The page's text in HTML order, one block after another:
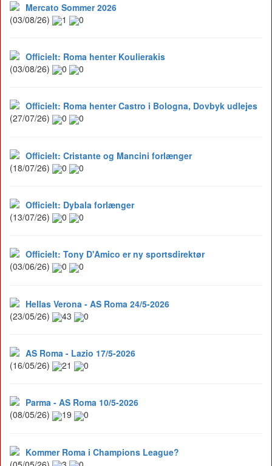
Mercato Sommer 2026
(03/08/26)
1 0
Officielt: Roma henter Koulierakis
(03/08/26)
0 0
Officielt: Roma henter Castro i Bologna, Dovbyk udlejes
(27/07/26)
0 0
Officielt: Cristante og Mancini forlænger
(18/07/26)
0 0
Officielt: Dybala forlænger
(13/07/26)
0 0
Officielt: Tony D'Amico er ny sportsdirektør
(03/06/26)
0 0
Hellas Verona - AS Roma 24/5-2026
(23/05/26)
43 0
AS Roma - Lazio 17/5-2026
(16/05/26)
21 0
Parma - AS Roma 10/5-2026
(08/05/26)
19 0
Kommer Roma i Champions League?